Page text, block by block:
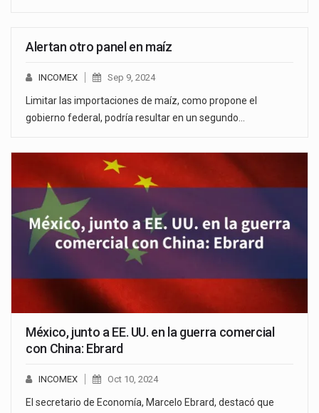
Alertan otro panel en maíz
INCOMEX Sep 9, 2024
Limitar las importaciones de maíz, como propone el
gobierno federal, podría resultar en un segundo…
México, junto a EE. UU. en la guerra comercial
con China: Ebrard
INCOMEX Oct 10, 2024
El secretario de Economía, Marcelo Ebrard, destacó que